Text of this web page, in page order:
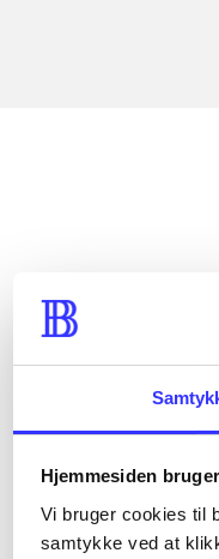
Hjemmesiden
Vi bruger cookies til
samtykke ved at
...
...
...